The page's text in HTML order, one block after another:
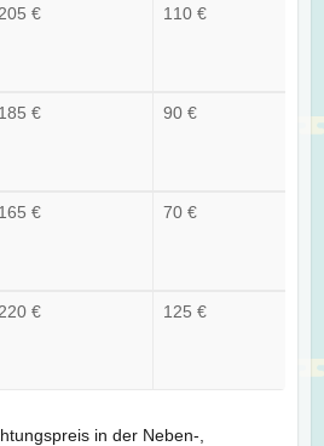
205 € 110 €
185 € 90 €
165 € 70 €
220 € 125 €
in der Neben-,